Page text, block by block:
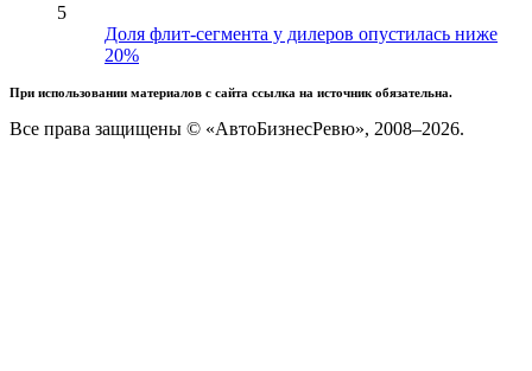
5
Доля флит-сегмента у дилеров опустилась ниже
20%
При использовании материалов с сайта ссылка на источник обязательна.
Все права защищены © «АвтоБизнесРевю», 2008–2026.